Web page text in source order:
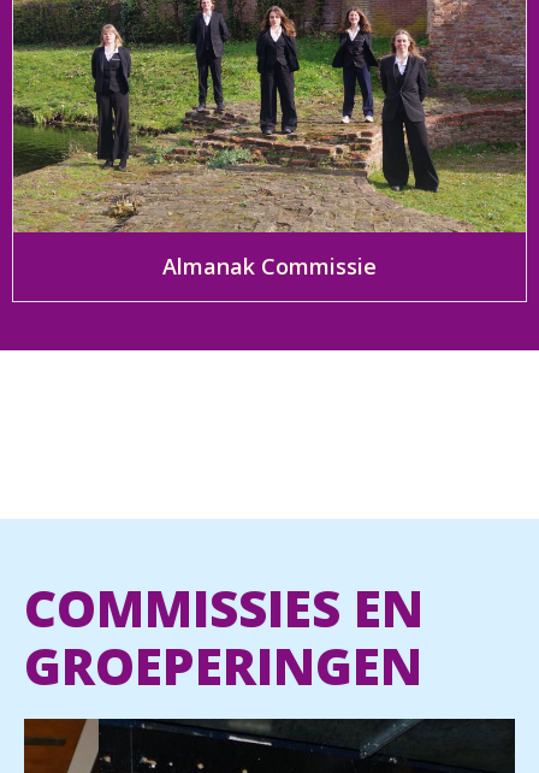
Almanak Commissie
COMMISSIES EN
GROEPERINGEN